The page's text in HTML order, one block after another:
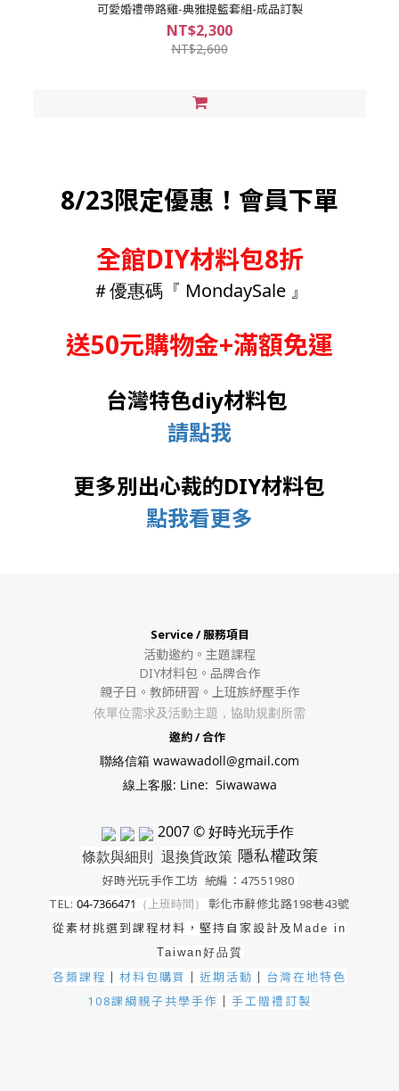
可愛婚禮帶路雞-典雅提籃套組-成品訂製
NT$2,300
NT$2,600
8/23限定優惠！會員下單
全館DIY材料包8折
＃優惠碼 『 MondaySale 』
送50元購物金+滿額免運
台灣特色diy材料包
請點我
更多別出心裁的DIY材料包
點我看更多
Service / 服務項目
活動邀約。 主題課程
DIY材料包。 品牌合作
親子日。教師研習。上班族紓壓手作
依單位需求及活動主題，協助規劃所需
邀約 / 合作
聯絡信箱 wawawadoll@gmail.com
線上客服: Line: 5iwawawa
2007 © 好時光玩手作
條款與細則 退換貨政策 隱私權政策
好時光玩手作工坊 統編：47551980
TEL: 04-7366471 （上班時間） 彰化市辭修北路198巷43號
從素材挑選到課程材料，堅持自家設計及 Made in
Taiwan好品質
各類課程 ｜ 材料包購買 ｜ 近期活動 ｜ 台灣在地特色
108課綱親子共學手作 ｜ 手工贈禮訂製